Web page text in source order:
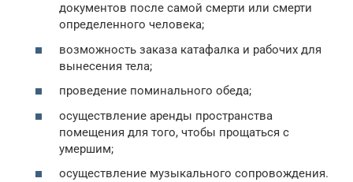
документов после самой смерти или смерти
определенного человека;
возможность заказа катафалка и рабочих для
вынесения тела;
проведение поминального обеда;
осуществление аренды пространства
помещения для того, чтобы прощаться с
умершим;
осуществление музыкального сопровождения.